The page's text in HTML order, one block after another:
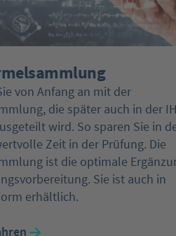
von Anfang an mit der
die später auch in der
wird. So sparen Sie in
Zeit in der Prüfung. Die
ist die optimale
Sie ist auch in
erhältlich.